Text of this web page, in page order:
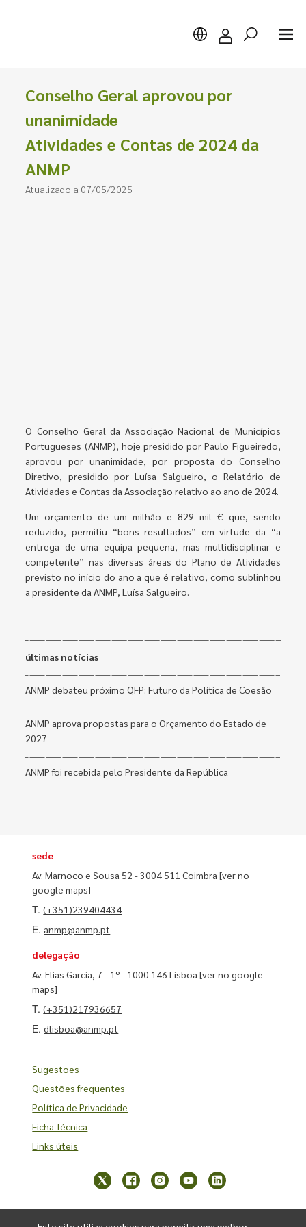
Pesquisar
Conselho Geral aprovou por
unanimidade
Atividades e Contas de 2024 da
ANMP
Atualizado a 07/05/2025
O Conselho Geral da Associação Nacional de Municípios
Portugueses (ANMP), hoje presidido por Paulo Figueiredo,
aprovou por unanimidade, por proposta do Conselho
Diretivo, presidido por Luísa Salgueiro, o Relatório de
Atividades e Contas da Associação relativo ao ano de 2024.
Um orçamento de um milhão e 829 mil € que, sendo
reduzido, permitiu “bons resultados” em virtude da “a
entrega de uma equipa pequena, mas multidisciplinar e
competente” nas diversas áreas do Plano de Atividades
previsto no início do ano a que é relativo, como sublinhou
a presidente da ANMP, Luísa Salgueiro.
últimas notícias
ANMP debateu próximo QFP: Futuro da Política de Coesão
ANMP aprova propostas para o Orçamento do Estado de
2027
ANMP foi recebida pelo Presidente da República
sede
Av. Marnoco e Sousa 52 - 3004 511 Coimbra[ver no
google maps]
T.(+351)239404434
E. anmp@anmp.pt
delegação
Av. Elias Garcia, 7 - 1º - 1000 146 Lisboa[ver no google
maps]
T.(+351)217936657
E.dlisboa@anmp.pt
Sugestões
Questões frequentes
Política de Privacidade
Ficha Técnica
Links úteis